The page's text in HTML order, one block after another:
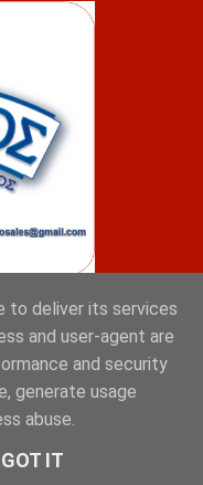
to deliver its services
and user-agent are
and security
generate usage
abuse.
GOT IT